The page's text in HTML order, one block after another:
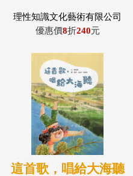
理性知識文化藝術有限公司
優惠價8折240元
這首歌，唱給大海聽